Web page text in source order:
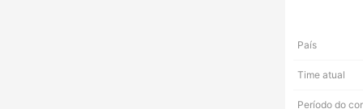
País
Time atual
Período do